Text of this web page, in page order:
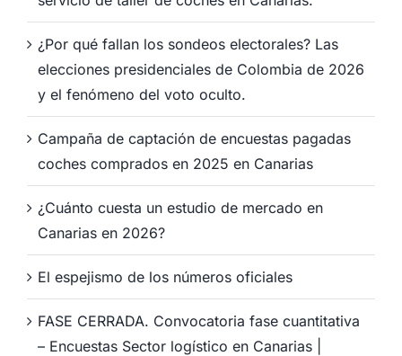
¿Por qué fallan los sondeos electorales? Las
elecciones presidenciales de Colombia de 2026
y el fenómeno del voto oculto.
Campaña de captación de encuestas pagadas
coches comprados en 2025 en Canarias
¿Cuánto cuesta un estudio de mercado en
Canarias en 2026?
El espejismo de los números oficiales
FASE CERRADA. Convocatoria fase cuantitativa
– Encuestas Sector logístico en Canarias |